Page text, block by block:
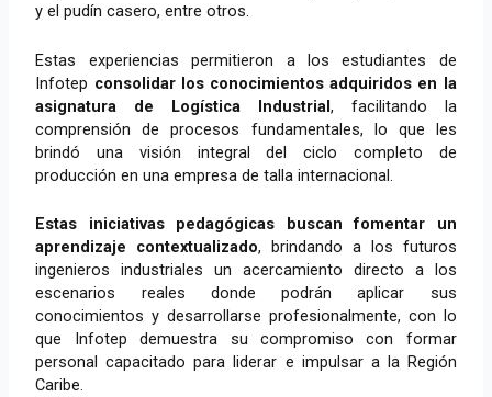
y el pudín casero, entre otros.
Estas experiencias permitieron a los estudiantes de
Infotep consolidar los conocimientos adquiridos en la
asignatura de Logística Industrial, facilitando la
comprensión de procesos fundamentales, lo que les
brindó una visión integral del ciclo completo de
producción en una empresa de talla internacional.
Estas iniciativas pedagógicas buscan fomentar un
aprendizaje contextualizado, brindando a los futuros
ingenieros industriales un acercamiento directo a los
escenarios reales donde podrán aplicar sus
conocimientos y desarrollarse profesionalmente, con lo
que Infotep demuestra su compromiso con formar
personal capacitado para liderar e impulsar a la Región
Caribe.